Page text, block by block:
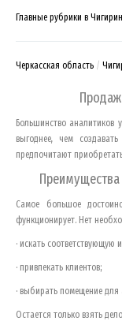
Главные рубрики в
Черкасская область
Большинство аналитиков
выгоднее, чем
предпочитают
Преимущества
Самое большое
функционирует. Нет
· искать соответствующую
· привлекать клиентов;
· выбирать помещение
Остается только взять